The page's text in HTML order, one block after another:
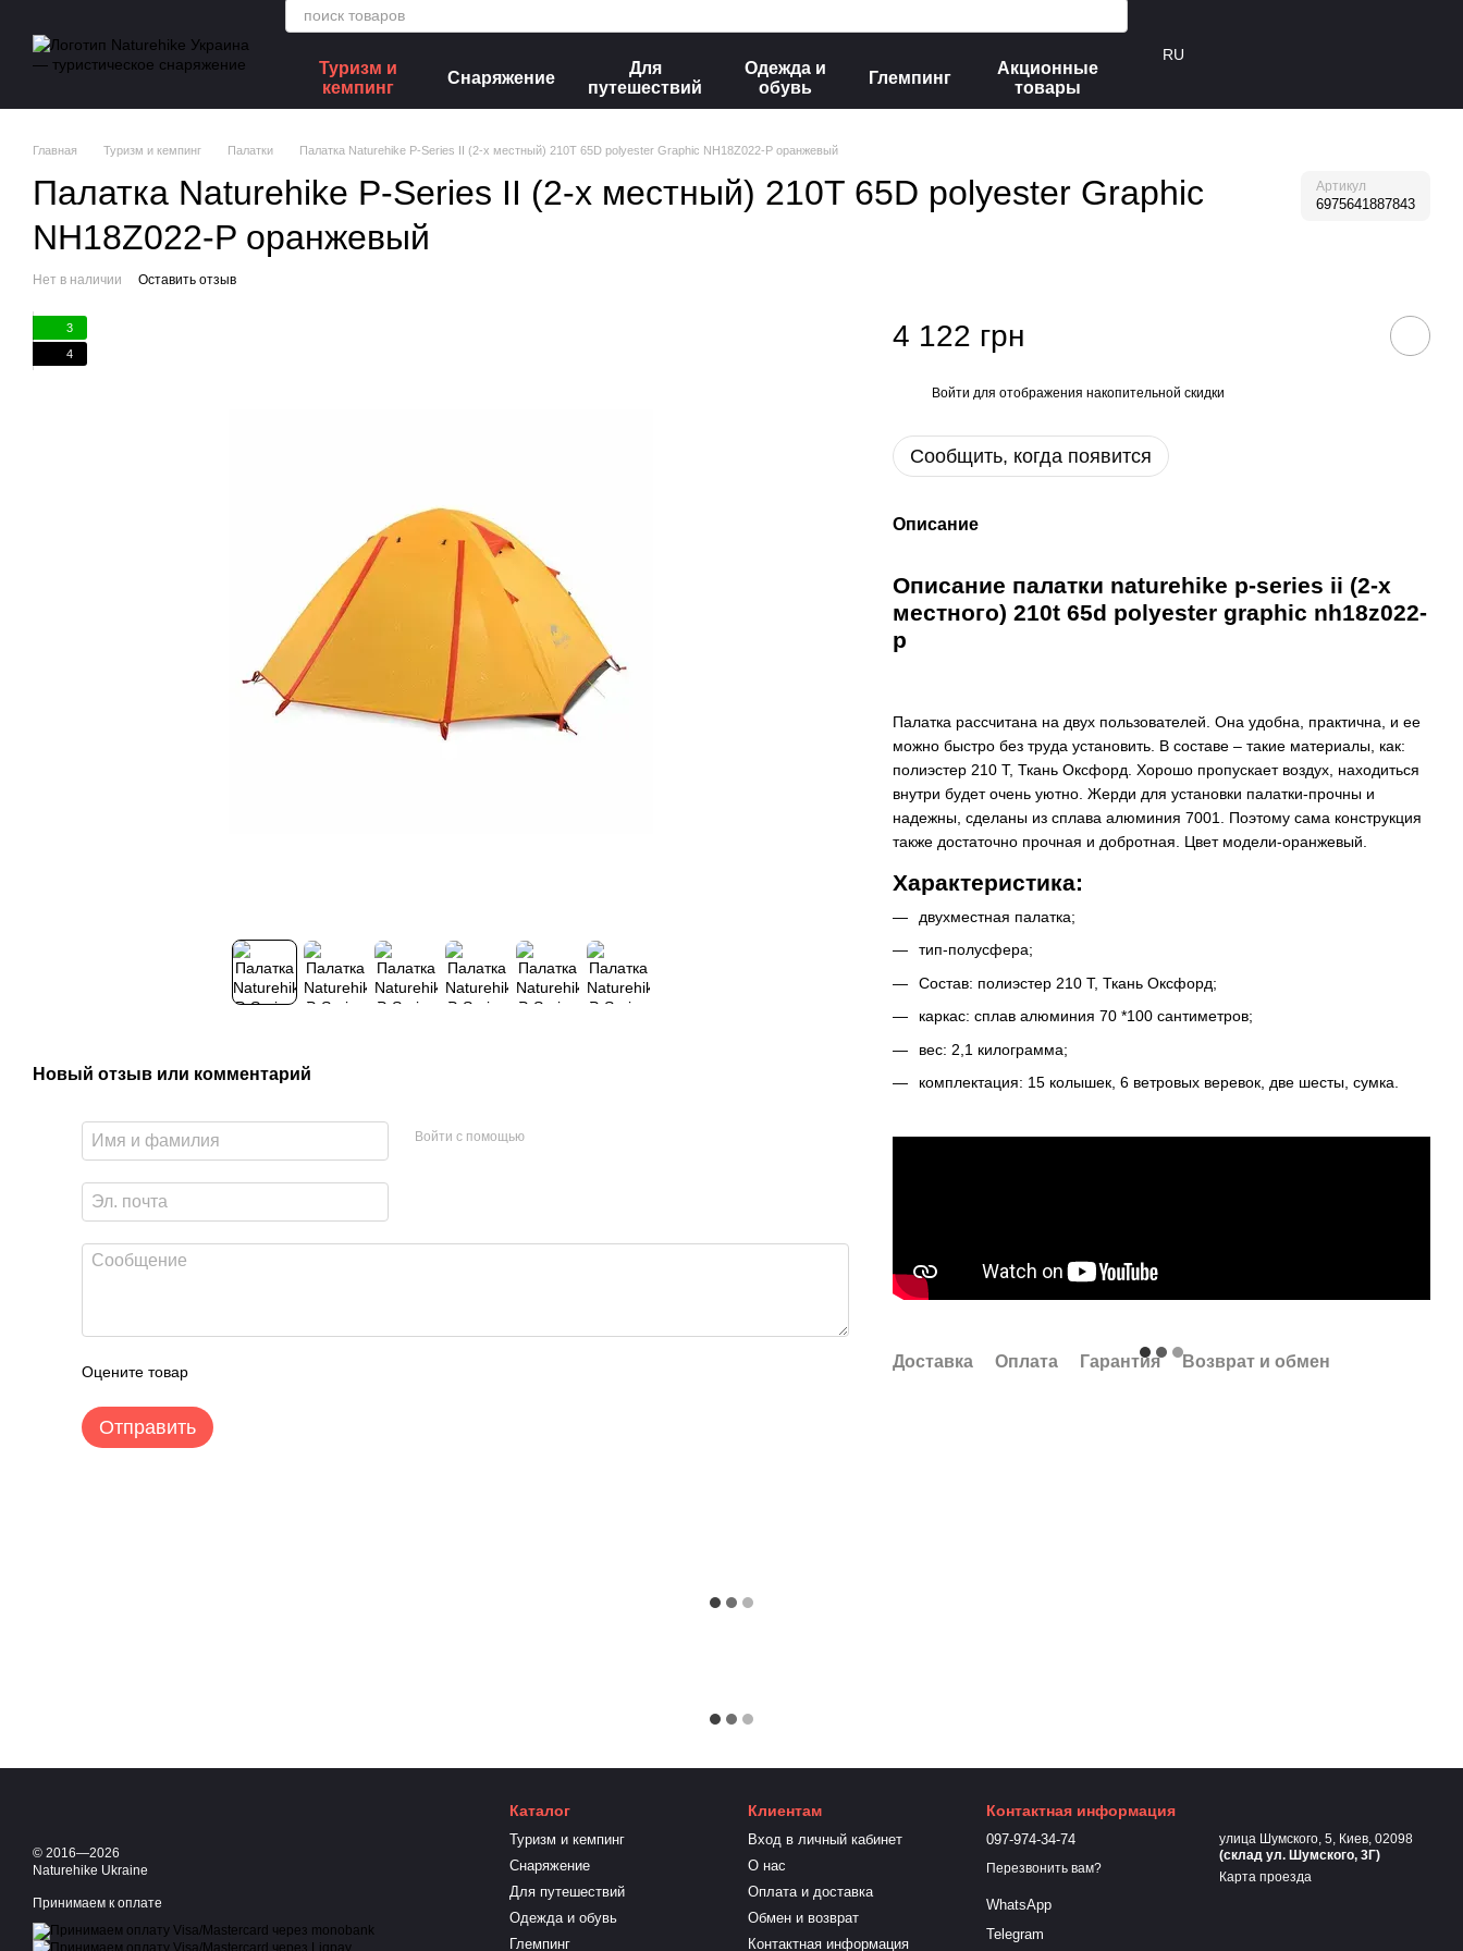
Туризм и
кемпинг
Снаряжение
Для
путешествий
Одежда и
обувь
Глемпинг
Акционные
товары
RU
Главная Туризм и кемпинг Палатки Палатка Naturehike P-Series II (2-х местный) 210T 65D polyester Graphic NH18Z022-P оранжевый
Палатка Naturehike P-Series II (2-х местный) 210T 65D polyester Graphic
NH18Z022-P оранжевый
Артикул
6975641887843
Нет в наличии Оставить отзыв
3
4
Новый отзыв или комментарий
Войти с помощью
Оцените товар
Отправить
4 122 грн
Войти для отображения накопительной скидки
Сообщить, когда появится
Описание
Описание палатки naturehike p-series ii (2-х
местного) 210t 65d polyester graphic nh18z022-
p
Палатка рассчитана на двух пользователей. Она удобна, практична, и ее
можно быстро без труда установить. В составе – такие материалы, как:
полиэстер 210 Т, Ткань Оксфорд. Хорошо пропускает воздух, находиться
внутри будет очень уютно. Жерди для установки палатки-прочны и
надежны, сделаны из сплава алюминия 7001. Поэтому сама конструкция
также достаточно прочная и добротная. Цвет модели-оранжевый.
Характеристика:
двухместная палатка;
тип-полусфера;
Состав: полиэстер 210 Т, Ткань Оксфорд;
каркас: сплав алюминия 70 *100 сантиметров;
вес: 2,1 килограмма;
комплектация: 15 колышек, 6 ветровых веревок, две шесты, сумка.
Доставка Оплата Гарантия Возврат и обмен
© 2016—2026
Naturehike Ukraine
Принимаем к оплате
Каталог
Туризм и кемпинг
Снаряжение
Для путешествий
Одежда и обувь
Глемпинг
Клиентам
Вход в личный кабинет
О нас
Оплата и доставка
Обмен и возврат
Контактная информация
Контактная информация
097-974-34-74
Перезвонить вам?
WhatsApp
Telegram
улица Шумского, 5, Киев, 02098
(склад ул. Шумского, 3Г)
Карта проезда